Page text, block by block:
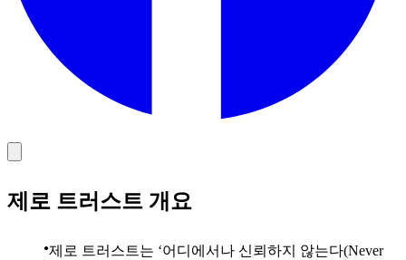
제로 트러스트 개요
제로 트러스트는 ‘어디에서나 신뢰하지 않는다(Never